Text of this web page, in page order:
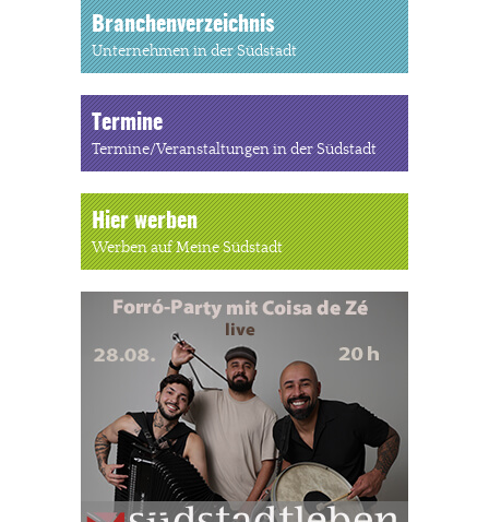
Branchenverzeichnis
Unternehmen in der Südstadt
Termine
Termine/Veranstaltungen in der Südstadt
Hier werben
Werben auf Meine Südstadt